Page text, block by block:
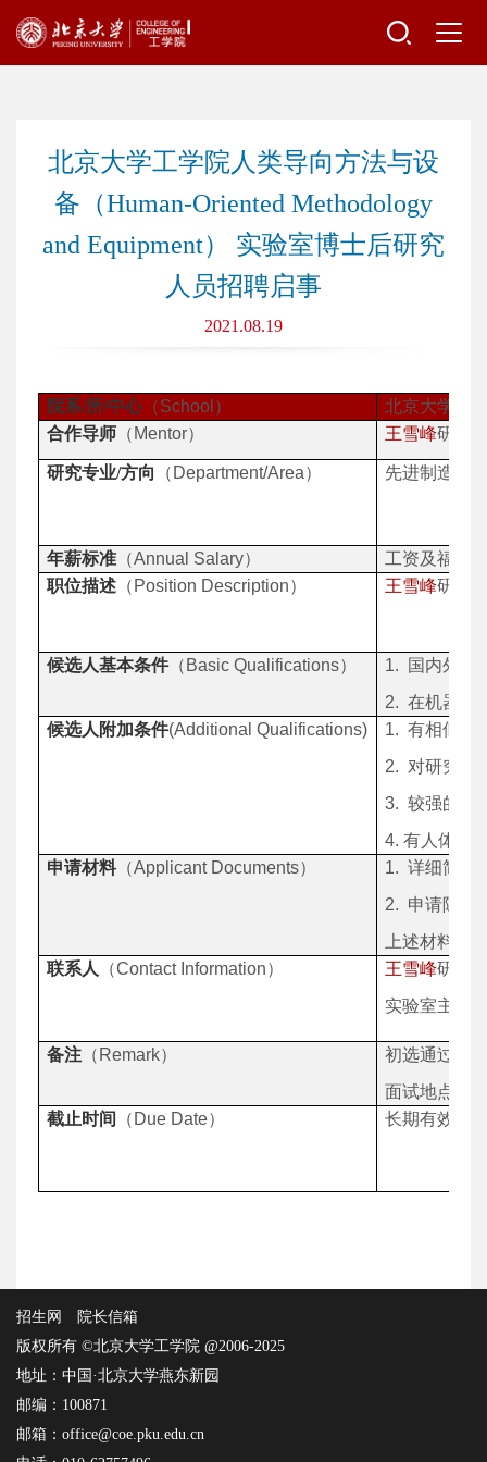
北京大学工学院人类导向方法与设
备（Human-Oriented Methodology
and Equipment） 实验室博士后研究
人员招聘启事
2021.08.19
院系/所/中心（School ）
北京大学工
合作导师 （ Mentor） 王雪峰研究
研究专业/方向 （ Department/Area） 先进制造与
年薪标准 （Annual Salary）
工资及福利
职位描述 （ Position Description） 王雪峰研究
候选人基本条件（ Basic Qualifications） 1.
国内外知
2.在机器人
候选人附加条件(Additional Qualifications) 1.有相似的
2. 对研究工
3.较强的英
4.有人体生
申请材料（Applicant Documents） 1.详细简历
2. 申请陈述
上述材料邮
联系人
（Contact Information） 王雪峰研究
实验室主页
备注 （ Remark）
初选通过后
面试地点：
截止时间
（ Due Date） 长期有效。
招生网
院长信箱
版权所有 ©北京大学工学院 @2006-2025
地址：中国·北京大学燕东新园
邮编：100871
邮箱：office@coe.pku.edu.cn